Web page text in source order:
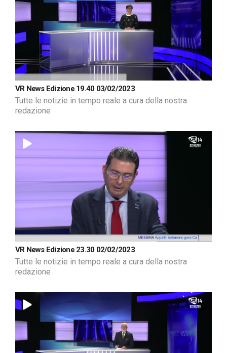
VR News Edizione 19.40 03/02/2023
Tutte le notizie in tempo reale a cura della nostra
redazione
VR News Edizione 23.30 02/02/2023
Tutte le notizie in tempo reale a cura della nostra
redazione